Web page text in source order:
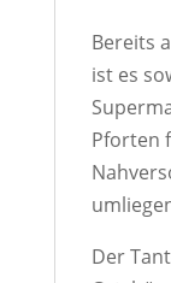
Bereits
ist es
Pforten
Der